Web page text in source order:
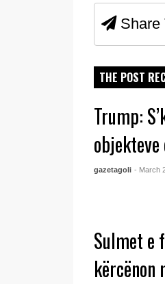
Share
THE POST
Trump:
gazetagoli - March
Sulmet e
kërcënon